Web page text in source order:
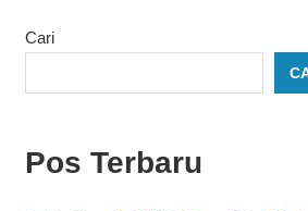
Cari
Pos Terbaru